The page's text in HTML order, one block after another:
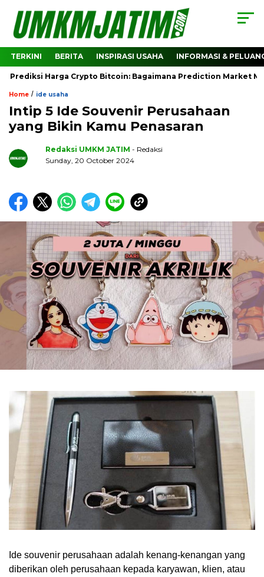
TERKINI BERITA INSPIRASI USAHA INFORMASI &
Harga Crypto Bitcoin: Bagaimana Prediction Market Membantu
Home / ide usaha
Intip 5 Ide Souvenir Perusahaan
yang Bikin Kamu Penasaran
Redaksi UMKM JATIM - Redaksi
Sunday, 20 October 2024
Ide souvenir perusahaan adalah kenang-kenangan yang
diberikan oleh perusahaan kepada karyawan, klien, atau